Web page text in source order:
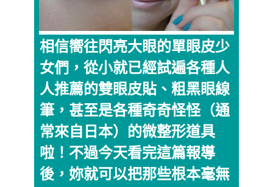
相信嚮往閃亮大眼的單眼皮少
女們，從小就已經試遍各種人
人推薦的雙眼皮貼、粗黑眼線
筆，甚至是各種奇奇怪怪（通
常來自日本）的微整形道具
啦！不過今天看完這篇報導
後，妳就可以把那些根本毫無